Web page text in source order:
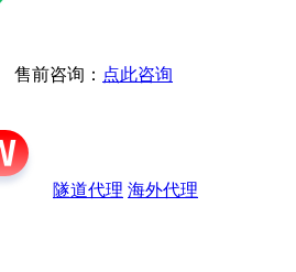
售前咨询： 点此咨询
隧道代理 海外代理